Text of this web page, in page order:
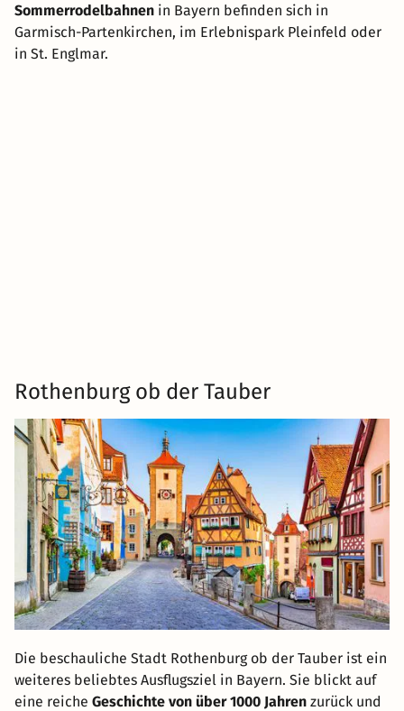
Sommerrodelbahnen in Bayern befinden sich in
Garmisch-Partenkirchen, im Erlebnispark Pleinfeld oder
in St. Englmar.
Rothenburg ob der Tauber
Die beschauliche Stadt Rothenburg ob der Tauber ist ein
weiteres beliebtes Ausflugsziel in Bayern. Sie blickt auf
eine reiche Geschichte von über 1000 Jahren zurück und